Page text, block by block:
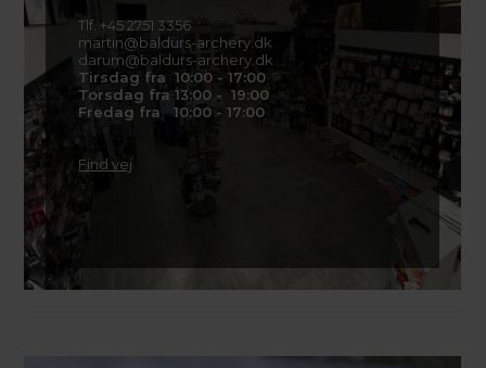
Tlf. +45 2751 3356
martin@baldurs-archery.dk
darum@baldurs-archery.dk
Tirsdag fra 10:00 - 17:00
Torsdag fra 13:00 - 19:00
Fredag fra 10:00 - 17:00
Find vej